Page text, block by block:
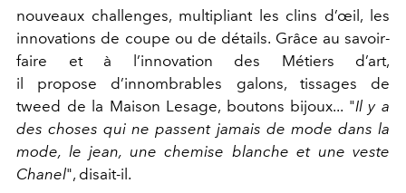
nouveaux challenges, multipliant les clins d’œil, les
innovations de coupe ou de détails. Grâce au savoir-
faire et à l’innovation des Métiers d’art,
il propose d’innombrables galons, tissages de
tweed de la Maison Lesage, boutons bijoux... "Il y a
des choses qui ne passent jamais de mode dans la
mode, le jean, une chemise blanche et une veste
Chanel", disait-il.